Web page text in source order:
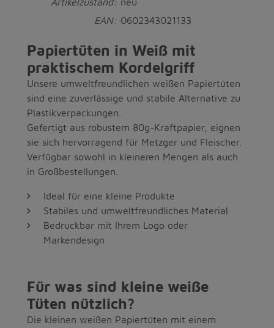
EAN: 0602343021133
Papiertüten in Weiß mit
praktischem Kordelgriff
Unsere umweltfreundlichen weißen Papiertüten
sind eine zuverlässige und stabile Alternative zu
Plastikverpackungen.
Gefertigt aus robustem 80g-Kraftpapier, eignen
sie sich hervorragend für Metzger und Fleischer.
Verfügbar sowohl in kleineren Mengen als auch
in Großbestellungen.
Ideal für eine kleine Produkte
Stabiles und umweltfreundliches Material
Bedruckbar mit Ihrem Logo oder
Markendesign
Für was sind kleine weiße
Tüten nützlich?
Die kleinen weißen Papiertüten mit einem